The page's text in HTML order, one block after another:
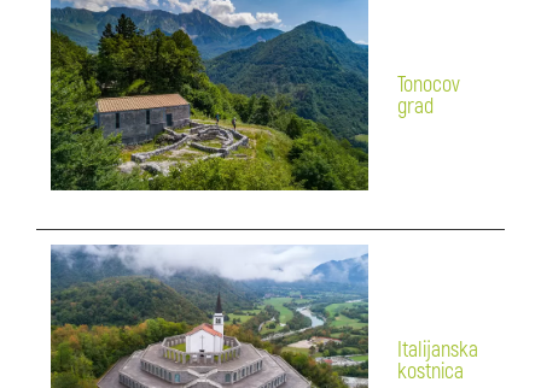
Tonocov
grad
Italijanska
kostnica